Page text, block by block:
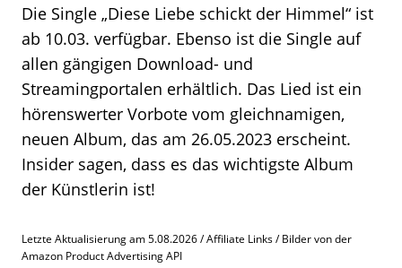
Die Single „Diese Liebe schickt der Himmel“ ist
ab 10.03. verfügbar. Ebenso ist die Single auf
allen gängigen Download- und
Streamingportalen erhältlich. Das Lied ist ein
hörenswerter Vorbote vom gleichnamigen,
neuen Album, das am 26.05.2023 erscheint.
Insider sagen, dass es das wichtigste Album
der Künstlerin ist!
Letzte Aktualisierung am 5.08.2026 / Affiliate Links / Bilder von der
Amazon Product Advertising API